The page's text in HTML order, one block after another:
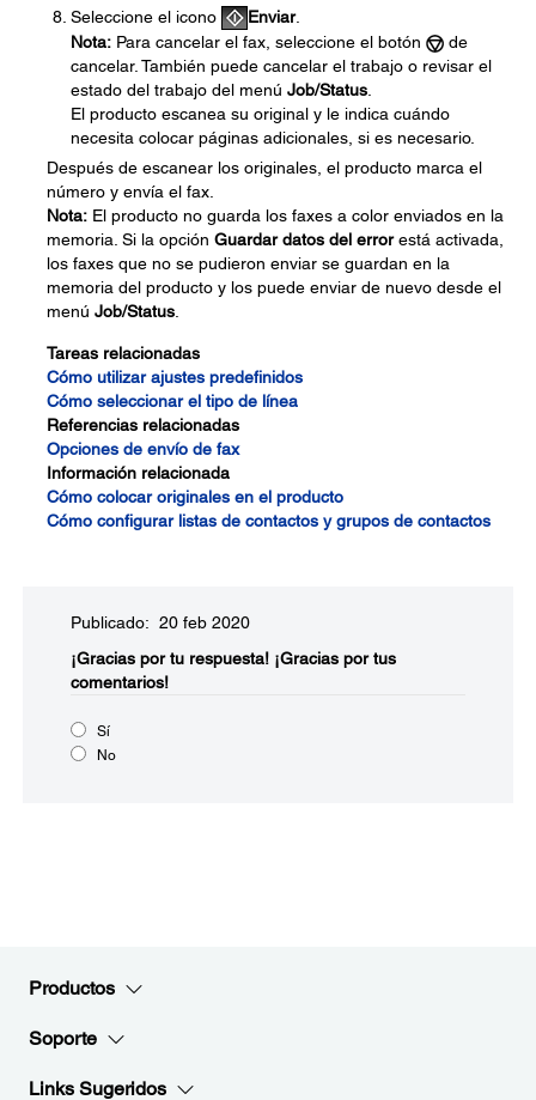
Seleccione el icono
Enviar.
Nota: Para cancelar el fax, seleccione el botón
de
cancelar. También puede cancelar el trabajo o revisar el
estado del trabajo del menú Job/Status.
El producto escanea su original y le indica cuándo
necesita colocar páginas adicionales, si es necesario.
Después de escanear los originales, el producto marca el
número y envía el fax.
Nota: El producto no guarda los faxes a color enviados en la
memoria. Si la opción Guardar datos del errorestá activada,
los faxes que no se pudieron enviar se guardan en la
memoria del producto y los puede enviar de nuevo desde el
menú Job/Status.
Tareas relacionadas
Cómo utilizar ajustes predefinidos
Cómo seleccionar el tipo de línea
Referencias relacionadas
Opciones de envío de fax
Información relacionada
Cómo colocar originales en el producto
Cómo configurar listas de contactos y grupos de contactos
Publicado: 20 feb 2020
¡Gracias por tu respuesta! ¡Gracias por tus
comentarios!
Sí
No
Productos
Soporte
Links Sugeridos